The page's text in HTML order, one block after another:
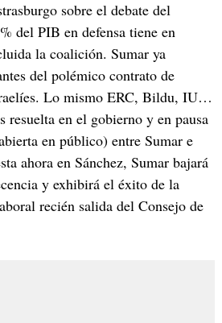
sobre el debate del
del PIB en defensa tiene en
la coalición. Sumar ya
del polémico contrato de
Lo mismo ERC, Bildu, IU…
resuelta en el gobierno y en pausa
en público) entre Sumar e
ahora en Sánchez, Sumar bajará
y exhibirá el éxito de la
recién salida del Consejo de